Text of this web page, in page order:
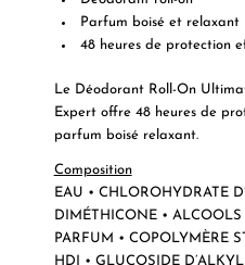
Parfum boisé et relaxant
48 heures de protection
Le Déodorant Roll-On
Expert offre 48 heures de
parfum boisé relaxant.
Composition
EAU • CHLOROHYDRATE
DIMÉTHICONE • ALCOOLS
PARFUM • COPOLYMÈRE
HDI • GLUCOSIDE